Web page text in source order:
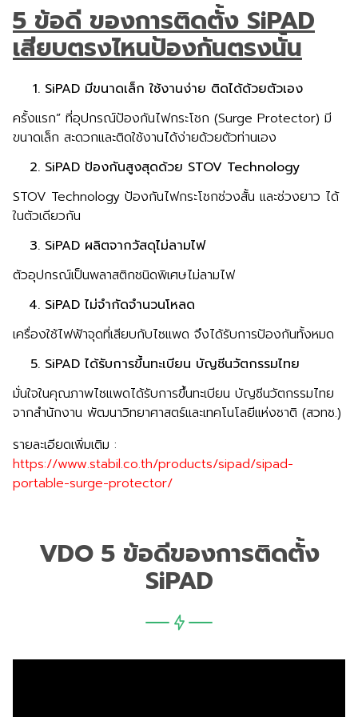
5 ข้อดี ของการติดตั้ง SiPAD
เสียบตรงไหนป้องกันตรงนั้น
SiPAD มีขนาดเล็ก ใช้งานง่าย ติดได้ด้วยตัวเอง
ครั้งแรก” ที่อุปกรณ์ป้องกันไฟกระโชก (Surge Protector) มี
ขนาดเล็ก สะดวกและติดใช้งานได้ง่ายด้วยตัวท่านเอง
SiPAD ป้องกันสูงสุดด้วย STOV Technology
STOV Technology ป้องกันไฟกระโชกช่วงสั้น และช่วงยาว ได้
ในตัวเดียวกัน
SiPAD ผลิตจากวัสดุไม่ลามไฟ
ตัวอุปกรณ์เป็นพลาสติกชนิดพิเศษไม่ลามไฟ
SiPAD ไม่จำกัดจำนวนโหลด
เครื่องใช้ไฟฟ้าจุดที่เสียบกับไซแพด จึงได้รับการป้องกันทั้งหมด
SiPAD ได้รับการขึ้นทะเบียน บัญชีนวัตกรรมไทย
มั่นใจในคุณภาพไซแพดได้รับการขึ้นทะเบียน บัญชีนวัตกรรมไทย
จากสำนักงาน พัฒนาวิทยาศาสตร์และเทคโนโลยีแห่งชาติ (สวทช.)
รายละเอียดเพิ่มเติม :
https://www.stabil.co.th/products/sipad/sipad-
portable-surge-protector/
VDO 5 ข้อดีของการติดตั้ง
SiPAD